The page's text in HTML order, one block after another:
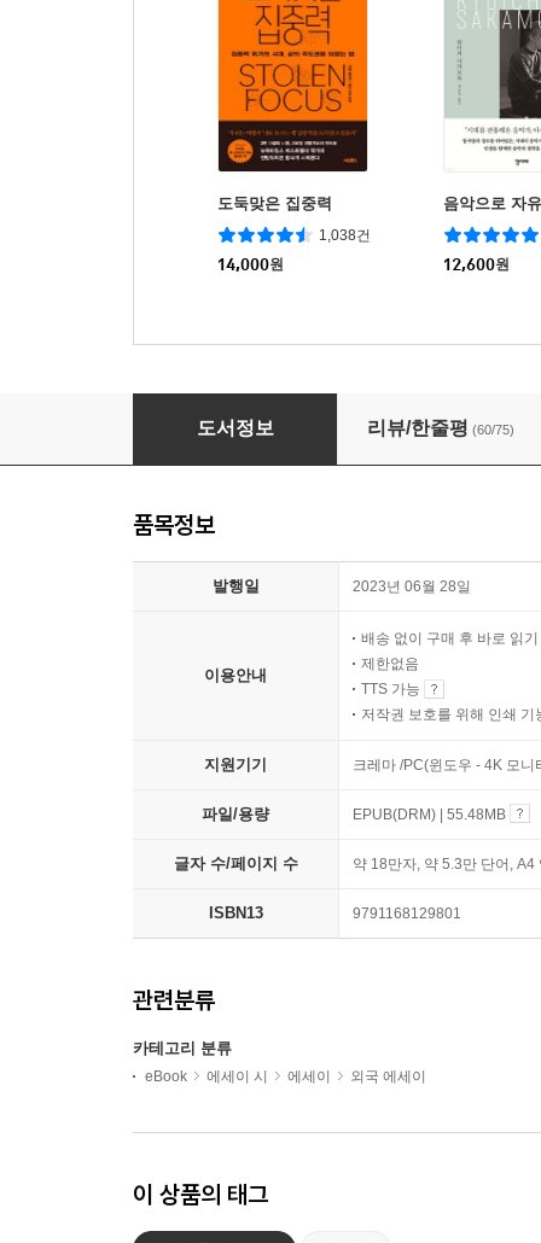
도둑맞은 집중력
1,038건
14,000원
음악으로 자
12,600원
나는 앞으로 몇 번의 보름달을 볼 수 있을까
도서정보 리뷰/한줄평 (60/75)
품목정보
발행일 2023년 06월 28일
이용안내
배송 없이 구매 후 바로 읽기
제한없음
TTS 가능
저작권 보호를 위해 인쇄 기
지원기기 크레마 /PC(윈도우 - 4K 모
파일/용량 EPUB(DRM) | 55.48MB
글자 수/페이지 수 약 18만자, 약 5.3만 단어,
ISBN13 9791168129801
관련분류
카테고리 분류
eBook 에세이 시 에세이 외국 에세이
이 상품의 태그